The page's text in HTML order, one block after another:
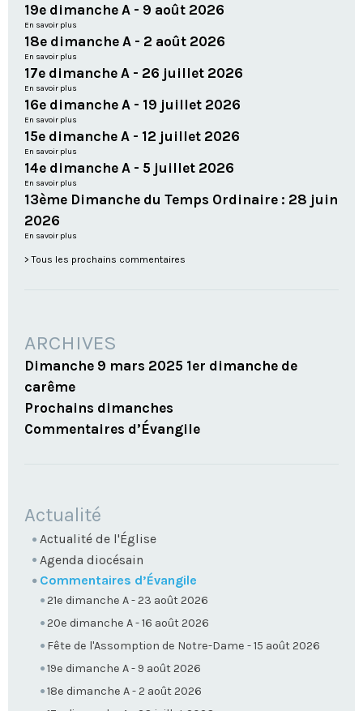
19e dimanche A - 9 août 2026
En savoir plus
18e dimanche A - 2 août 2026
En savoir plus
17e dimanche A - 26 juillet 2026
En savoir plus
16e dimanche A - 19 juillet 2026
En savoir plus
15e dimanche A - 12 juillet 2026
En savoir plus
14e dimanche A - 5 juillet 2026
En savoir plus
13ème Dimanche du Temps Ordinaire : 28 juin
2026
En savoir plus
Tous les prochains commentaires
ARCHIVES
Dimanche 9 mars 2025 1er dimanche de
carême
Prochains dimanches
Commentaires d’Évangile
NAVIGATION
Actualité
Actualité de l'Église
Agenda diocésain
Commentaires d’Évangile
21e dimanche A - 23 août 2026
20e dimanche A - 16 août 2026
Fête de l'Assomption de Notre-Dame - 15 août 2026
19e dimanche A - 9 août 2026
18e dimanche A - 2 août 2026